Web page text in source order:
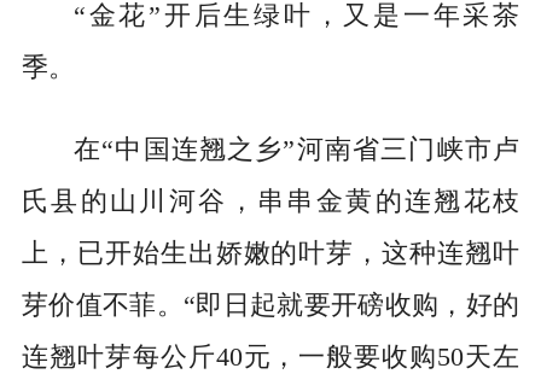
“金花”开后生绿叶，又是一年采茶
季。
在“中国连翘之乡”河南省三门峡市卢
氏县的山川河谷，串串金黄的连翘花枝
上，已开始生出娇嫩的叶芽，这种连翘叶
芽价值不菲。“即日起就要开磅收购，好的
连翘叶芽每公斤40元，一般要收购50天左